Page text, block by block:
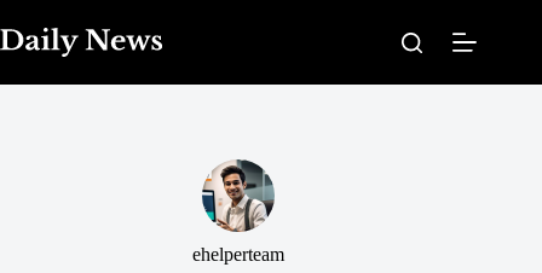
to
content
ehelperteam